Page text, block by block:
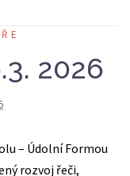
2026
– Údolní Formou
rozvoj řeči,